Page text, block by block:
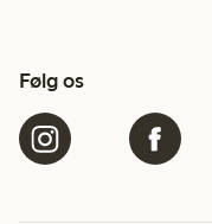
Følg os